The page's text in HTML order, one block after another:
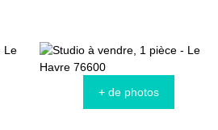
+ de photos